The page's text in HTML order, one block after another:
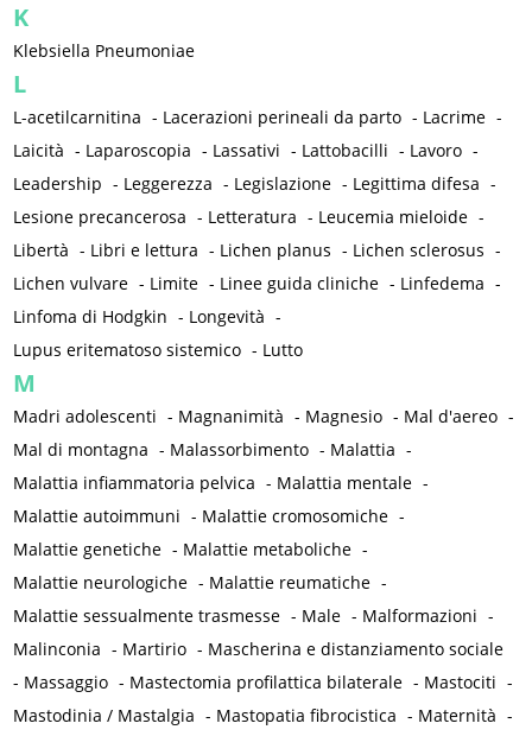
K
Klebsiella Pneumoniae
L
L-acetilcarnitina - Lacerazioni perineali da parto - Lacrime -
Laicità - Laparoscopia - Lassativi - Lattobacilli - Lavoro -
Leadership - Leggerezza - Legislazione - Legittima difesa -
Lesione precancerosa - Letteratura - Leucemia mieloide -
Libertà - Libri e lettura - Lichen planus - Lichen sclerosus -
Lichen vulvare - Limite - Linee guida cliniche - Linfedema -
Linfoma di Hodgkin - Longevità -
Lupus eritematoso sistemico - Lutto
M
Madri adolescenti - Magnanimità - Magnesio - Mal d'aereo -
Mal di montagna - Malassorbimento - Malattia -
Malattia infiammatoria pelvica - Malattia mentale -
Malattie autoimmuni - Malattie cromosomiche -
Malattie genetiche - Malattie metaboliche -
Malattie neurologiche - Malattie reumatiche -
Malattie sessualmente trasmesse - Male - Malformazioni -
Malinconia - Martirio - Mascherina e distanziamento sociale
- Massaggio - Mastectomia profilattica bilaterale - Mastociti -
Mastodinia / Mastalgia - Mastopatia fibrocistica - Maternità -